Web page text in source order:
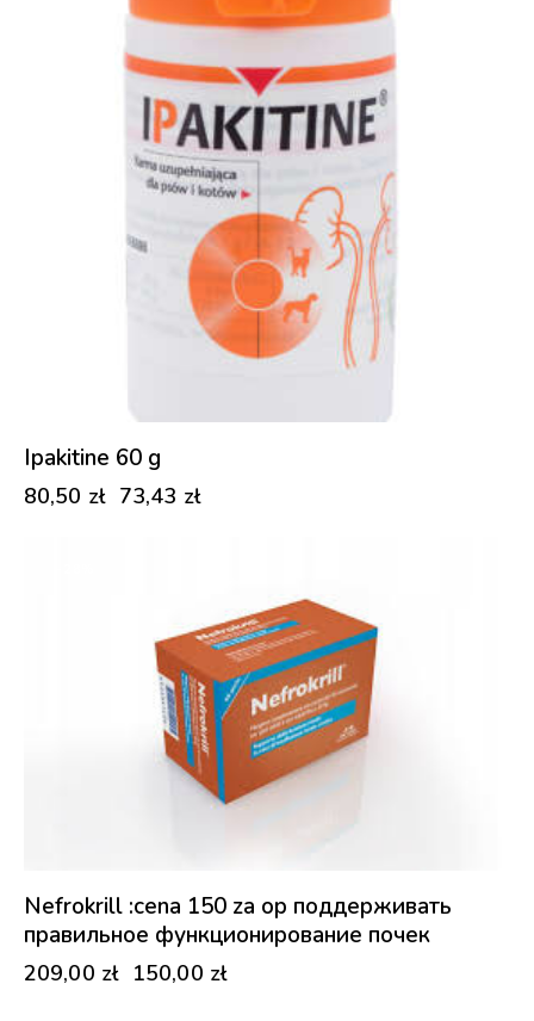
Ipakitine 60 g
80,50 zł 73,43 zł
Nefrokrill :cena 150 za op поддерживать
правильное функционирование почек
209,00 zł 150,00 zł